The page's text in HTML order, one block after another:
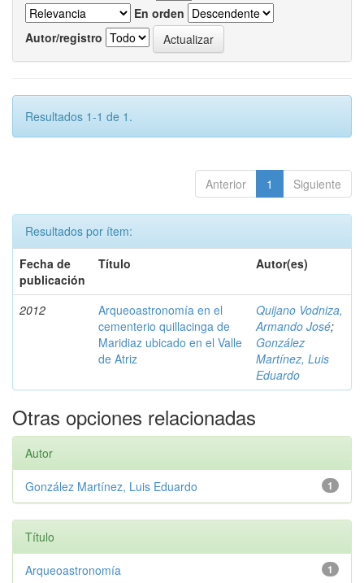
En orden
Autor/registro
Resultados 1-1 de 1.
Anterior 1 Siguiente
Resultados por ítem:
Fecha de
publicación
Título Autor(es)
2012
Arqueoastronomía en el
cementerio quillacinga de
Maridiaz ubicado en el Valle
de Atriz
Quijano Vodniza,
Armando José;
González
Martínez, Luis
Eduardo
Otras opciones relacionadas
Autor
1
González Martínez, Luis Eduardo
Título
1
Arqueoastronomía